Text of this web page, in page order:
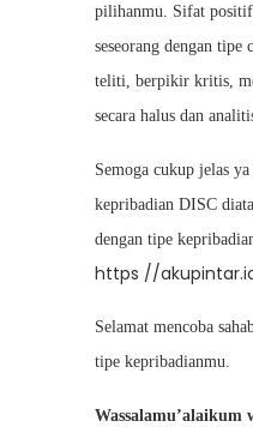
pilihanmu. Sifat
seseorang dengan tipe
teliti, berpikir kritis,
secara halus dan
Semoga cukup jelas
kepribadian DISC
dengan tipe
https //
Selamat mencoba
tipe kepribadianmu.
Wassalamu’alaikum